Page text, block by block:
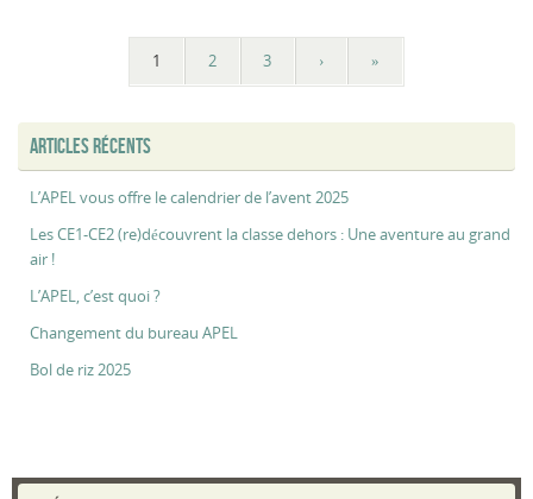
1 2 3 › »
ARTICLES RÉCENTS
L’APEL vous offre le calendrier de l’avent 2025
Les CE1-CE2 (re)découvrent la classe dehors : Une aventure au grand
air !
L’APEL, c’est quoi ?
Changement du bureau APEL
Bol de riz 2025